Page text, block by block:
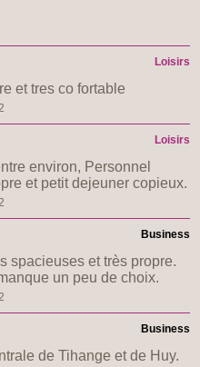
Loisirs
et tres co fortable
Loisirs
environ, Personnel
et petit dejeuner copieux.
Business
spacieuses et très propre.
un peu de choix.
Business
de Tihange et de Huy.